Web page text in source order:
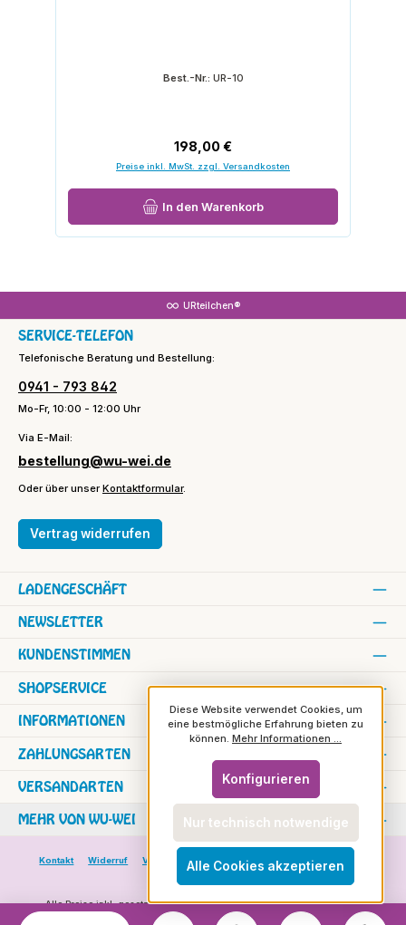
Best.-Nr.: UR-10
Regulärer Preis:
198,00 €
Preise inkl. MwSt. zzgl. Versandkosten
In den Warenkorb
URteilchen®
SERVICE-TELEFON
Telefonische Beratung und Bestellung:
0941 - 793 842
Mo-Fr, 10:00 - 12:00 Uhr
Via E-Mail:
bestellung@wu-wei.de
Oder über unserKontaktformular.
Vertrag widerrufen
SHOPSERVICE
INFORMATIONEN
NEWSLETTER
KUNDENSTIMMEN
LADENGESCHÄFT
ZAHLUNGSARTEN
VERSANDARTEN
MEHR VON WU-WEI
Kontakt Widerruf Versand und Zahlung
Versand in die Schweiz
Rundbrief
Alle Preise inkl. gesetzl. Mehrwertsteuer zzgl.Versandkostenund ggf.
Nachnahmegebühren, wenn nicht anders angegeben.
Diese Website verwendet Cookies, um
eine bestmögliche Erfahrung bieten zu
können. Mehr Informationen ...
Nur technisch notwendige
Konfigurieren
Alle Cookies akzeptieren